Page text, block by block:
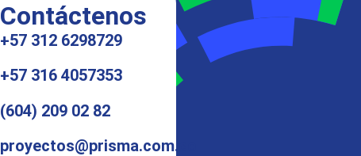
Contáctenos
+57 312 6298729
+57 316 4057353
(604) 209 02 82
proyectos@prisma.com.co